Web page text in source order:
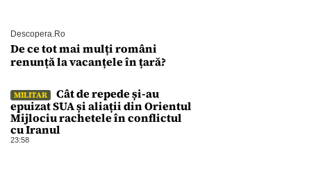
Descopera.ro
De ce tot mai mulți români
renunță la vacanțele în țară?
MILITAR
Cât de repede și-au
epuizat SUA și aliații din Orientul
Mijlociu rachetele în conflictul
cu Iranul
23:58